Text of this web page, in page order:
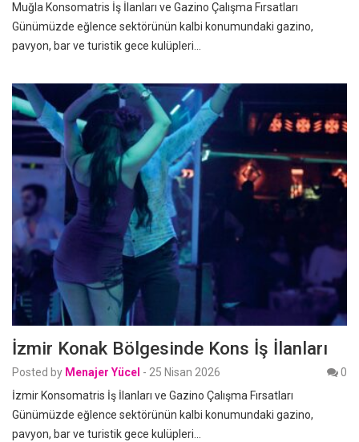
Muğla Konsomatris İş İlanları ve Gazino Çalışma Fırsatları
Günümüzde eğlence sektörünün kalbi konumundaki gazino,
pavyon, bar ve turistik gece kulüpleri…
İzmir Konak Bölgesinde Kons İş İlanları
Posted by Menajer Yücel - 25 Nisan 2026
0
İzmir Konsomatris İş İlanları ve Gazino Çalışma Fırsatları
Günümüzde eğlence sektörünün kalbi konumundaki gazino,
pavyon, bar ve turistik gece kulüpleri…